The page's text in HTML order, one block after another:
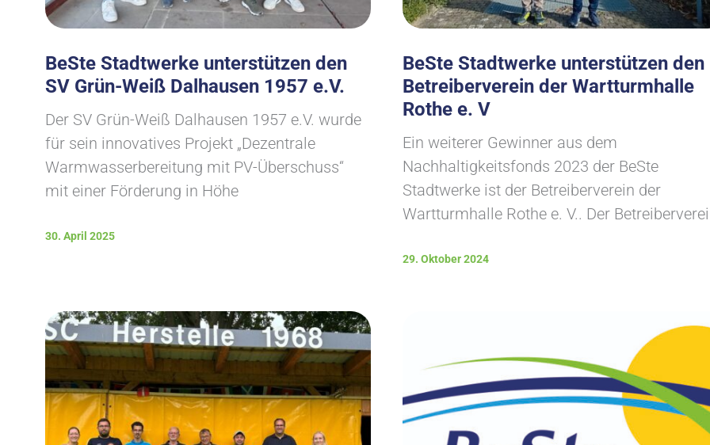
BeSte Stadtwerke unterstützen den
SV Grün-Weiß Dalhausen 1957 e.V.
Der SV Grün-Weiß Dalhausen 1957 e.V. wurde
für sein innovatives Projekt „Dezentrale
Warmwasserbereitung mit PV-Überschuss“
mit einer Förderung in Höhe
30. April 2025
BeSte Stadtwerke unterstützen den
Betreiberverein der Wartturmhalle
Rothe e. V
Ein weiterer Gewinner aus dem
Nachhaltigkeitsfonds 2023 der BeSte
Stadtwerke ist der Betreiberverein der
Wartturmhalle Rothe e. V.. Der
29. Oktober 2024